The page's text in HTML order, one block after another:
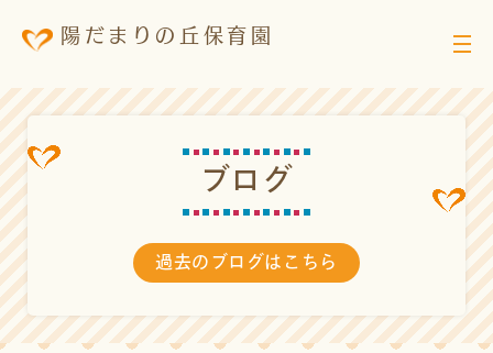
陽だまりの丘保育園
ブロ グ
過去のブログはこちら